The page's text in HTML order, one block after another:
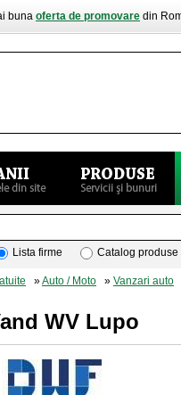
buna oferta de promovare din
Lista firme Catalog produse
»Auto / Moto » Vanzari auto
WV Lupo